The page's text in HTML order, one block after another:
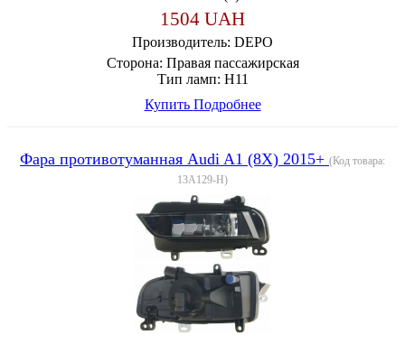
1504 UAH
Производитель: DEPO
Сторона: Правая пассажирская
Тип ламп: H11
Купить Подробнее
Фара противотуманная Audi A1 (8X) 2015+ (Код товара:
13A129-H)